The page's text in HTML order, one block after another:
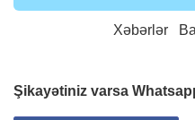
Xəbərlər
Şikayətiniz varsa